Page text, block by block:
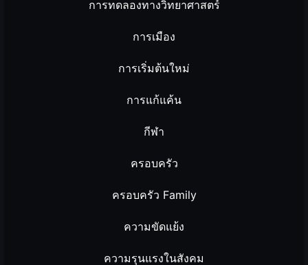
การทดลองทางวิทยาศาสตร์
การเมือง
การเริ่มต้นใหม่
การแก้แค้น
กีฬา
ครอบครัว
ครอบครัว Family
ความขัดแย้ง
ความรุนแรงในสังคม